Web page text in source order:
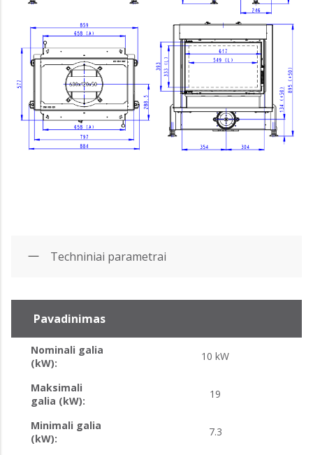
Techniniai parametrai
Pavadinimas
Nominali galia
(kW):
10 kW
Maksimali
galia (kW):
19
Minimali galia
(kW):
7.3